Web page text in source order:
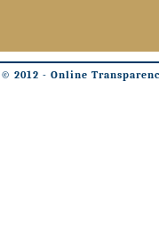
2012 - Online